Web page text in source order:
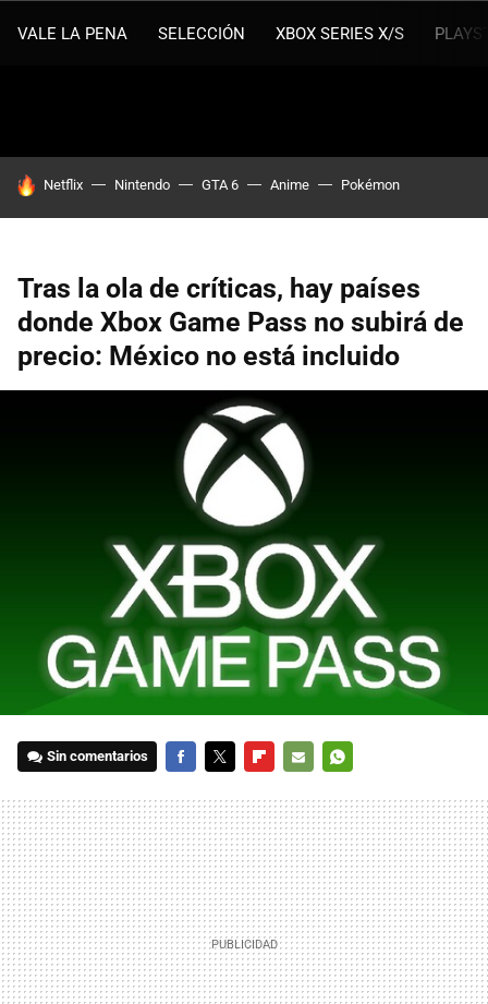
VALE LA PENA SELECCIÓN XBOX SERIES X/S
HOY SE HABLA DE
Netflix Nintendo GTA 6 Anime Pokémon
Tras la ola de críticas, hay países
donde Xbox Game Pass no subirá de
precio: México no está incluido
Sin comentarios
MAIL